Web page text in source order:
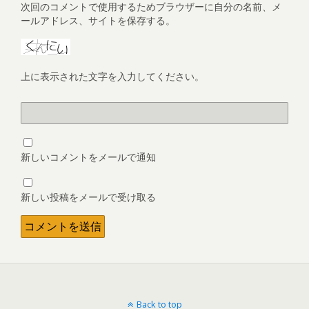
次回のコメントで使用するためブラウザーに自分の名前、メ
ールアドレス、サイトを保存する。
上に表示された文字を入力してください。
新しいコメントをメールで通知
新しい投稿をメールで受け取る
Back to top